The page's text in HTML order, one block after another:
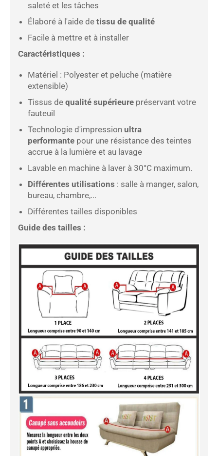
saleté et les tâches
Élaboré à l'aide de tissu de qualité
Facile à mettre et à installer
Caractéristiques :
Matériel : Polyester et peluche (matière
extensible)
Tissus de qualité supérieure préservant votre
fauteuil
Technologie d'impression ultra
performante pour une résistance des teintes
accrue à la lumière et au lavage
Lavable en machine à laver à 30°C maximum.
Différentes utilisations : salle à manger, salon,
bureau, chambre,...
Différentes tailles disponibles
Guide des tailles :